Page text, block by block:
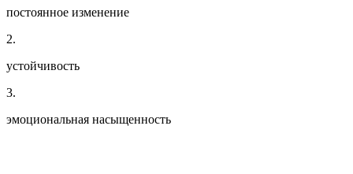
постоянное изменение
2.
устойчивость
3.
эмоциональная насыщенность